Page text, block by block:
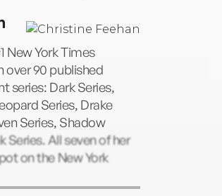
New York Times
over 90 published
series: Dark Series,
Series, Drake
Series, Shadow
Series. All seven of her
on the New York